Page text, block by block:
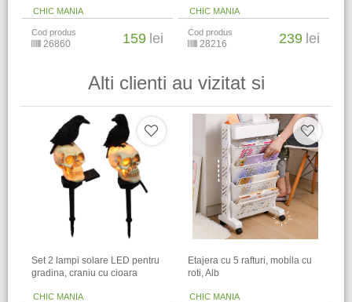
CHIC MANIA
Cod produs
26860 159 lei
CHIC MANIA
Cod produs
28216 239 lei
Alti clienti au vizitat si
Set 2 lampi solare LED pentru
gradina, craniu cu cioara
CHIC MANIA
Etajera cu 5 rafturi, mobila cu
roti, Alb
CHIC MANIA